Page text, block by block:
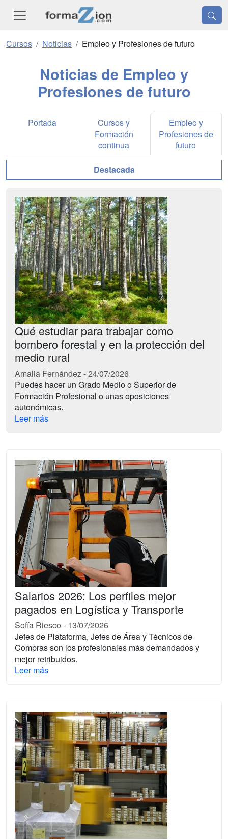
Cursos Noticias Empleo y Profesiones de futuro
Noticias de Empleo y
Profesiones de futuro
Portada
Cursos y
Formación
continua
Empleo y
Profesiones de
futuro
Destacada
Qué estudiar para trabajar como
bombero forestal y en la protección del
medio rural
Amalia Fernández-24/07/2026
Puedes hacer un Grado Medio o Superior de
Formación Profesional o unas oposiciones
autonómicas.
Leer más
Salarios 2026: Los perfiles mejor
pagados en Logística y Transporte
Sofía Riesco - 13/07/2026
Jefes de Plataforma, Jefes de Área y Técnicos de
Compras son los profesionales más demandados y
mejor retribuidos.
Leer más